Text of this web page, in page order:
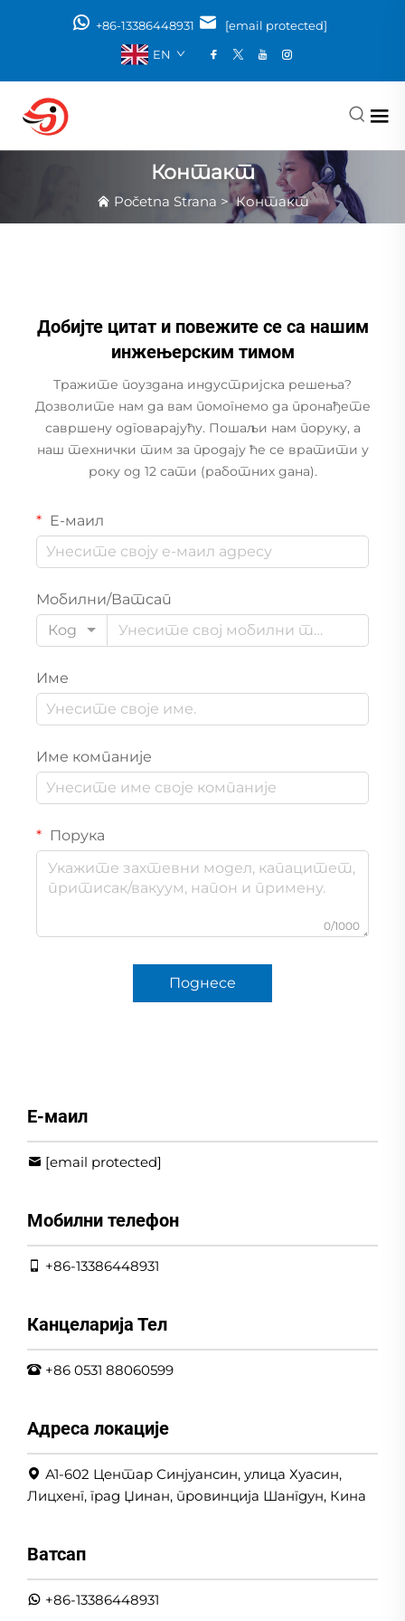
+86-13386448931
[email protected]
EN
Контакт
Početna Strana >Контакт
Добијте цитат и повежите се са нашим
инжењерским тимом
Тражите поуздана индустријска решења?
Дозволите нам да вам помогнемо да пронађете
савршену одговарајућу. Пошаљи нам поруку, а
наш технички тим за продају ће се вратити у
року од 12 сати (работних дана).
Е-маил
Мобилни/Ватсап
Код
Име
Име компаније
Порука
0/1000
Поднесе
Е-маил
[email protected]
Мобилни телефон
+86-13386448931
Канцеларија Тел
+86 0531 88060599
Адреса локације
А1-602 Центар Синјуансин, улица Хуасин,
Лицхенг, град Џинан, провинција Шангдун, Кина
Ватсап
+86-13386448931